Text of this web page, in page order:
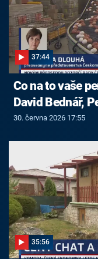
37:44
Co na to vaše
David Bednář,
30. června 2026 17:55
35:56